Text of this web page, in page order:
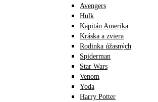
Avengers
Hulk
Kapitán Amerika
Kráska a zviera
Rodinka úžasných
Spiderman
Star Wars
Venom
Yoda
Harry Potter